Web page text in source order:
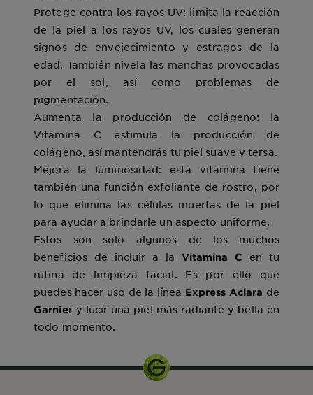
Protege contra los rayos UV: limita la reacción
de la piel a los rayos UV, los cuales generan
signos de envejecimiento y estragos de la
edad. También nivela las manchas provocadas
por el sol, así como problemas de
pigmentación.
Aumenta la producción de colágeno: la
Vitamina C estimula la producción de
colágeno, así mantendrás tu piel suave y tersa.
Mejora la luminosidad: esta vitamina tiene
también una función exfoliante de rostro, por
lo que elimina las células muertas de la piel
para ayudar a brindarle un aspecto uniforme.
Estos son solo algunos de los muchos
beneficios de incluir a la Vitamina C
en tu
rutina de limpieza facial. Es por ello que
puedes hacer uso de la línea Express Aclara de
Garnier y lucir una piel más radiante y bella en
todo momento.